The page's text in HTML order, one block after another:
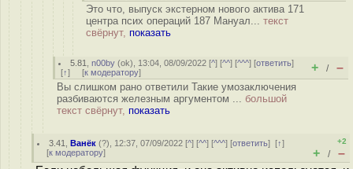
Это что, выпуск экстерном нового актива 171
центра псих операций 187 Мануал... текст
свёрнут, показать
5.81 ,n00by (ok), 13:04, 08/09/2022 [^] [^^] [^^^] [ответить]
[↑] [к модератору] + / –
Вы слишком рано ответили Такие умозаключения
разбиваются железным аргументом ... большой
текст свёрнут, показать
3.41 ,Ванёк (?), 12:37, 07/09/2022 [^] [^^] [^^^] [ответить][↑]
[к модератору]
+2
+ / –